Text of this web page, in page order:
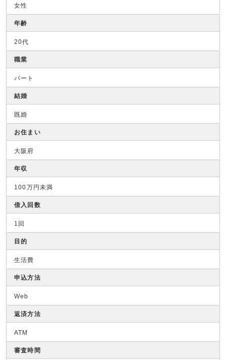
女性
年齢
20代
職業
パート
結婚
既婚
お住まい
大阪府
年収
100万円未満
借入回数
1回
目的
生活費
申込方法
Web
返済方法
ATM
審査時間